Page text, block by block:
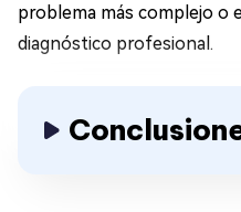
problema más complejo o
diagnóstico profesional.